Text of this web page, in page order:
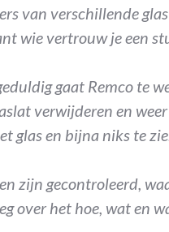
van verschillende
wie vertrouw je een
gaat Remco te
verwijderen en
glas en bijna niks te
zijn gecontroleerd,
over het hoe, wat en